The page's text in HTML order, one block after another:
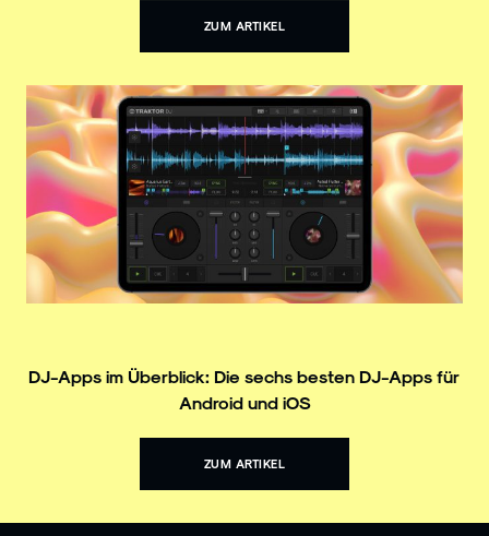
ZUM ARTIKEL
DJ-Apps im Überblick: Die sechs besten DJ-Apps für
Android und iOS
ZUM ARTIKEL